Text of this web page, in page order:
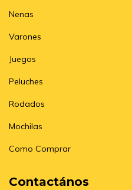
Nenas
Varones
Juegos
Peluches
Rodados
Mochilas
Como Comprar
Contactános